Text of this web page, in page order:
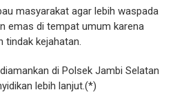
masyarakat agar lebih waspada
emas di tempat umum karena
tindak kejahatan.
di Polsek Jambi Selatan
lebih lanjut.(*)